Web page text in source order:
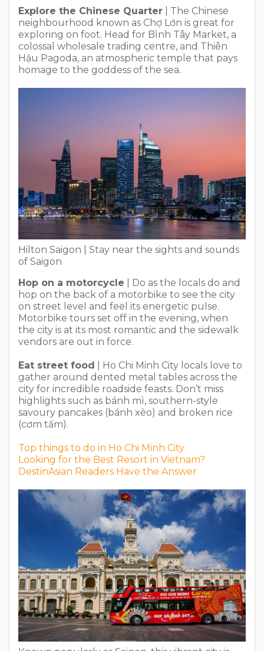
Explore the Chinese Quarter | The Chinese
neighbourhood known as Chợ Lớn is great for
exploring on foot. Head for Bình Tây Market, a
colossal wholesale trading centre, and Thiên
Hậu Pagoda, an atmospheric temple that pays
homage to the goddess of the sea.
Hilton Saigon | Stay near the sights and sounds
of Saigon
Hop on a motorcycle | Do as the locals do and
hop on the back of a motorbike to see the city
on street level and feel its energetic pulse.
Motorbike tours set off in the evening, when
the city is at its most romantic and the sidewalk
vendors are out in force.
Eat street food
| Ho Chi Minh City locals love to
gather around dented metal tables across the
city for incredible roadside feasts. Don’t miss
highlights such as bánh mì, southern-style
savoury pancakes (bánh xèo) and broken rice
(cơm tấm).
Top things to do in Ho Chi Minh City
Looking for the Best Resort in Vietnam?
DestinAsian Readers Have the Answer